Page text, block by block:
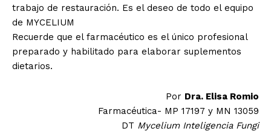
trabajo de restauración. Es el deseo de todo el equipo
de MYCELIUM
Recuerde que el farmacéutico es el único profesional
preparado y habilitado para elaborar suplementos
dietarios.
Por Dra. Elisa Romio
Farmacéutica- MP 17197 y MN 13059
DT Mycelium Inteligencia Fungi